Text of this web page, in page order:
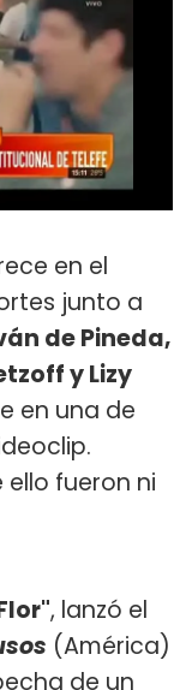
en el
junto a
de Pineda,
y Lizy
en una de
fueron ni
, lanzó el
(América)
de un